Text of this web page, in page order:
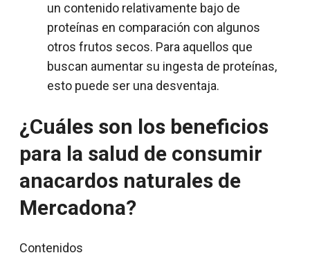
un contenido relativamente bajo de
proteínas en comparación con algunos
otros frutos secos. Para aquellos que
buscan aumentar su ingesta de proteínas,
esto puede ser una desventaja.
¿Cuáles son los beneficios
para la salud de consumir
anacardos naturales de
Mercadona?
Contenidos